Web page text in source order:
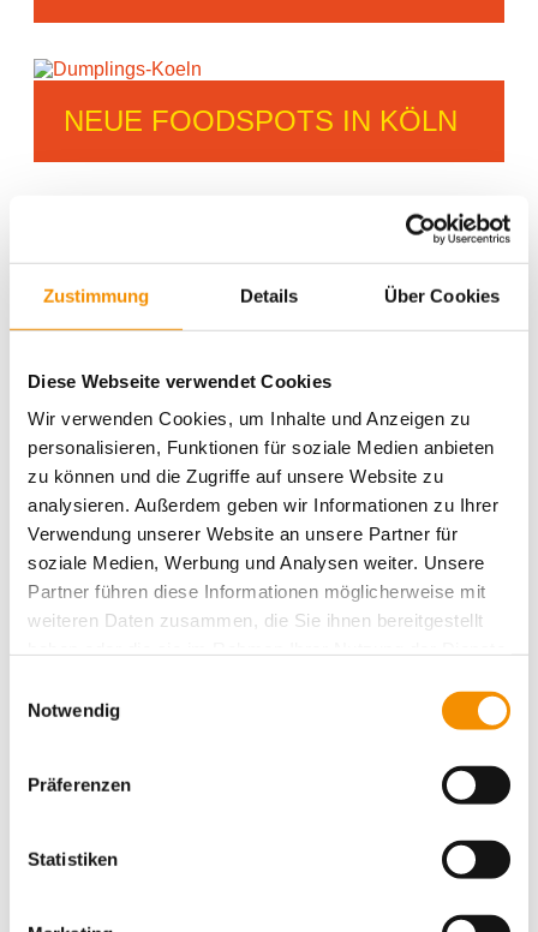
Zustimmung Details Über Cookies
Diese Webseite verwendet Cookies
Wir verwenden Cookies, um Inhalte und Anzeigen zu
personalisieren, Funktionen für soziale Medien anbieten
zu können und die Zugriffe auf unsere Website zu
analysieren. Außerdem geben wir Informationen zu Ihrer
Verwendung unserer Website an unsere Partner für
soziale Medien, Werbung und Analysen weiter. Unsere
Partner führen diese Informationen möglicherweise mit
weiteren Daten zusammen, die Sie ihnen bereitgestellt
Notwendig
Präferenzen
Statistiken
NEUE FOODSPOTS IN KÖLN
SÜSSE SÜNDEN IN KÖLN
Aktivitäten
Cologne
einzigartig Entspannung Essen Essen für alle
Events family festival ganz privat Hostel Köln
Karneval kiddys Kreativität Kunst Köln Köln bei
Nacht Köln Umgebung lifestyle Messe Messen music
party Rhein Romantik schwimmen Shopping
Sport summertime
Veranstaltungen